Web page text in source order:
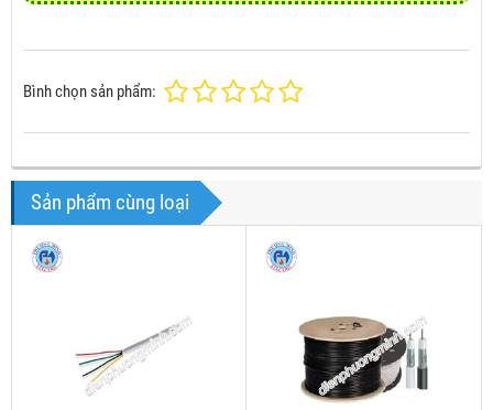
Bình chọn sản phẩm:
Sản phẩm cùng loại